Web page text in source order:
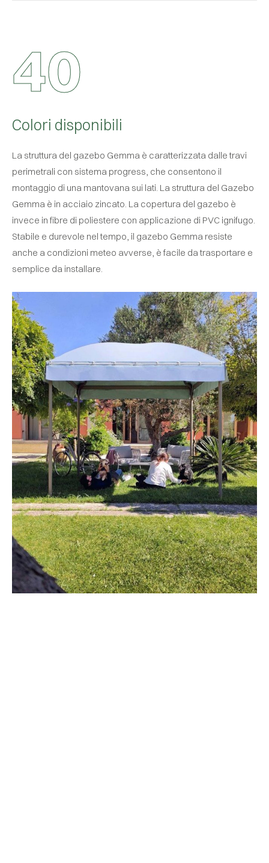
40
Colori disponibili
La struttura del gazebo Gemma è caratterizzata dalle travi
perimetrali con sistema progress, che consentono il
montaggio di una mantovana sui lati. La struttura del Gazebo
Gemma è in acciaio zincato. La copertura del gazebo è
invece in fibre di poliestere con applicazione di PVC ignifugo.
Stabile e durevole nel tempo, il gazebo Gemma resiste
anche a condizioni meteo avverse, è facile da trasportare e
semplice da installare.